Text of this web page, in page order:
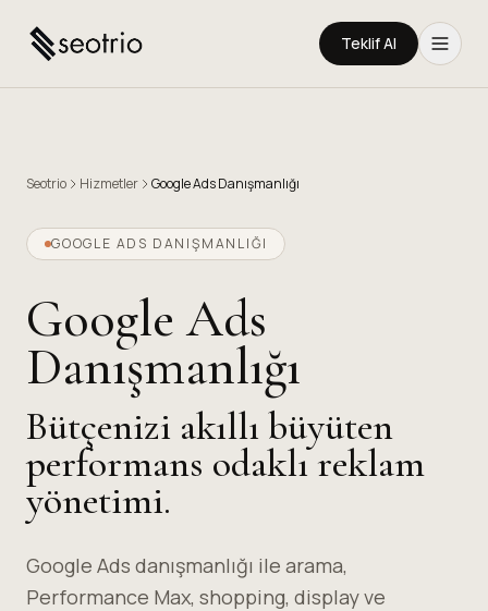
Teklif Al
Seotrio Hizmetler Google Ads Danışmanlığı
GOOGLE ADS DANIŞMANLIĞI
Google Ads
Danışmanlığı
Bütçenizi akıllı büyüten
performans odaklı reklam
yönetimi.
Google Ads danışmanlığı ile arama,
Performance Max, shopping, display ve